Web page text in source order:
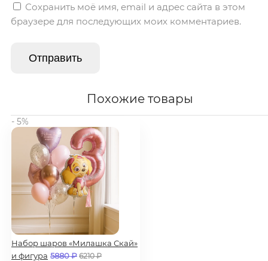
Сохранить моё имя, email и адрес сайта в этом
браузере для последующих моих комментариев.
Похожие товары
- 5%
Набор шаров «Милашка Скай»
и фигура 5880₽ 6210₽